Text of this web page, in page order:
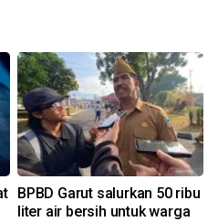
BPBD Garut salurkan 50 ribu
liter air bersih untuk warga